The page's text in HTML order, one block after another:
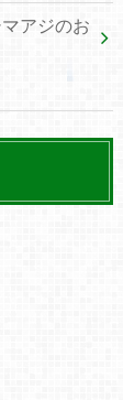
アジのお